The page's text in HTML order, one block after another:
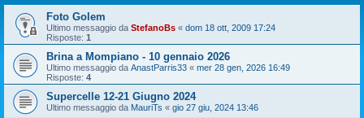
Foto Golem
Ultimo messaggio da StefanoBs « dom 18 ott, 2009 17:24
Risposte: 1
Brina a Mompiano - 10 gennaio 2026
Ultimo messaggio da AnastParris33 « mer 28 gen, 2026 16:49
Risposte: 4
Supercelle 12-21 Giugno 2024
Ultimo messaggio da MauriTs « gio 27 giu, 2024 13:46